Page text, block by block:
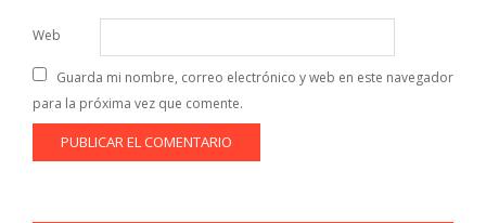
Web
Guarda mi nombre, correo electrónico y web en este navegador
para la próxima vez que comente.